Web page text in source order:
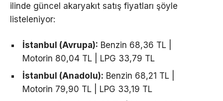
ilinde güncel akaryakıt satış fiyatları şöyle
listeleniyor:
İstanbul (Avrupa): Benzin 68,36 TL |
Motorin 80,04 TL | LPG 33,79 TL
İstanbul (Anadolu): Benzin 68,21 TL |
Motorin 79,90 TL | LPG 33,19 TL